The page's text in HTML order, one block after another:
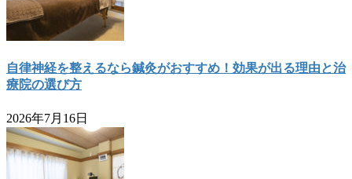
自律神経を整えるなら鍼灸がおすすめ！効果が出る理由と治
療院の選び方
2026年7月16日